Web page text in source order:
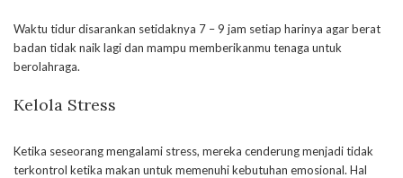
Waktu tidur disarankan setidaknya 7 – 9 jam setiap harinya agar berat
badan tidak naik lagi dan mampu memberikanmu tenaga untuk
berolahraga.
Kelola Stress
Ketika seseorang mengalami stress, mereka cenderung menjadi tidak
terkontrol ketika makan untuk memenuhi kebutuhan emosional. Hal